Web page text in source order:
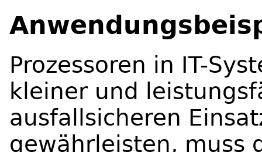
Prozessoren in IT-
kleiner und
ausfallsicheren
gewährleisten, muss